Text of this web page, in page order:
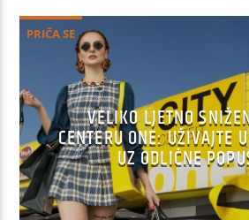
PRIČA SE
VELIKO LJETNO
CENTERU ONE: UŽIVAJTE
UZ ODLIČNE